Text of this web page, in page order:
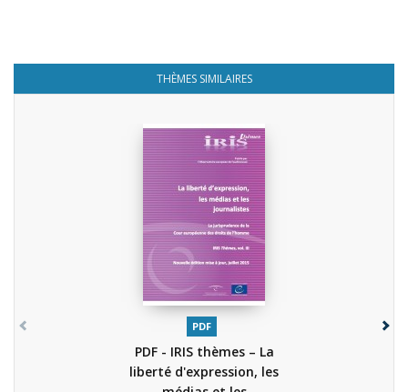
THÈMES SIMILAIRES
PDF
PDF - IRIS thèmes – La
liberté d'expression, les